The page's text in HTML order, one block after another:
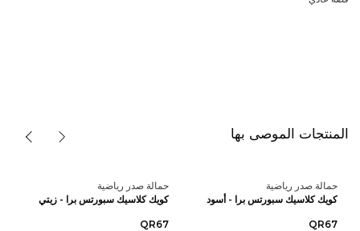
المنتجات الموصى بها
حمالة صدر رياضية
كويك كلاسيك سبورتس برا - أسود
QR67
حمالة صدر رياضية
كويك كلاسيك سبورتس برا - زيتي
QR67